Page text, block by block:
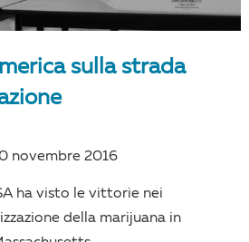
sulla strada
novembre 2016
ha visto le vittorie nei
della marijuana in